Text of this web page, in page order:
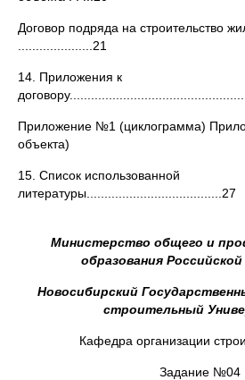
Договор подряда на строительство
.....................21
14. Приложения к
Приложение №1 (циклограмма)
объекта)
15. Список использованной
литературы......................................27
Министерство общего и
образования
Новосибирский
строительный
Кафедра организации
Задание №04